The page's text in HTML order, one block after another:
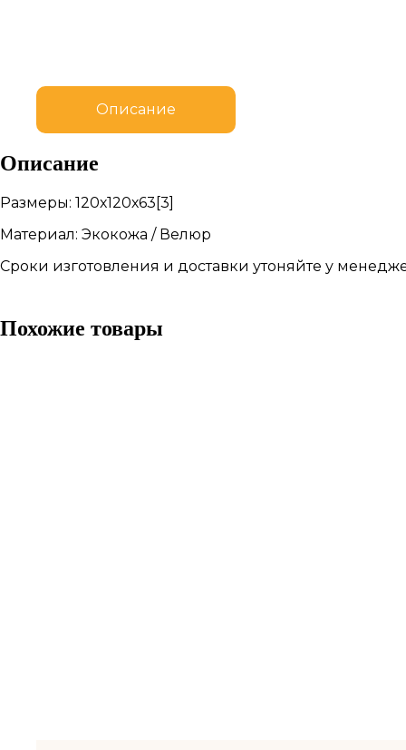
Описание
Описание
Размеры: 120х120х63[3]
Материал: Экокожа / Велюр
Сроки изготовления и доставки утоняйте у
Похожие товары